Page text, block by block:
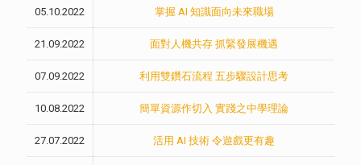
05.10.2022 掌握 AI 知識面向未來職場
21.09.2022 面對人機共存 抓緊發展機遇
07.09.2022 利用雙鑽石流程 五步驟設計思考
10.08.2022 簡單資源作切入 實踐之中學理論
27.07.2022 活用 AI 技術 令遊戲更有趣